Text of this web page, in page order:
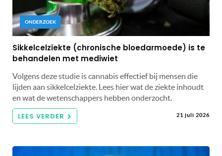
ONDERZOEK
Sikkelcelziekte (chronische bloedarmoede) is te
behandelen met mediwiet
Volgens deze studie is cannabis effectief bij mensen die
lijden aan sikkelcelziekte. Lees hier wat de ziekte inhoudt
en wat de wetenschappers hebben onderzocht.
LEES VERDER 21 juli 2026